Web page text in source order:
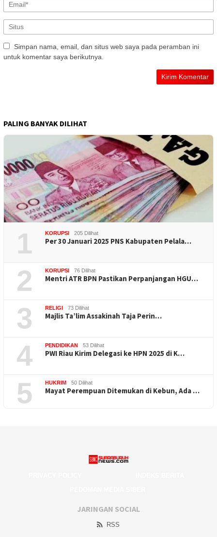
Simpan nama, email, dan situs web saya pada peramban ini
untuk komentar saya berikutnya.
PALING BANYAK DILIHAT
1 KORUPSI 205 Dilihat
Per 30 Januari 2025 PNS Kabupaten Pelala…
2 KORUPSI 76 Dilihat
Mentri ATR BPN Pastikan Perpanjangan HGU…
3 RELIGI 73 Dilihat
Majlis Ta’lim Assakinah Taja Perin…
4 PENDIDIKAN 53 Dilihat
PWI Riau Kirim Delegasi ke HPN 2025 di K…
5 HUKRIM 50 Dilihat
Mayat Perempuan Ditemukan di Kebun, Ada …
JARINGAN SOCIAL
RSS